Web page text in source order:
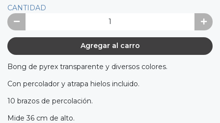
CANTIDAD
Agregar al carro
Bong de pyrex transparente y diversos colores.
Con percolador y atrapa hielos incluido.
10 brazos de percolación.
Mide 36 cm de alto.